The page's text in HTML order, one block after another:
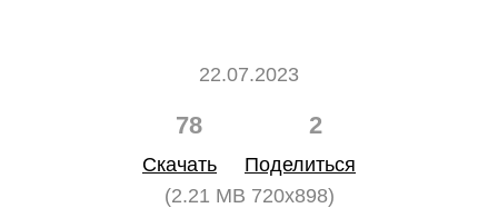
22.07.2023
78 2
Скачать
Поделиться
(2.21 MB 720x898)